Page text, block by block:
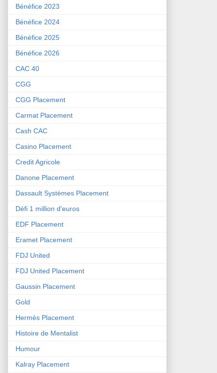
Bénéfice 2023
Bénéfice 2024
Bénéfice 2025
Bénéfice 2026
CAC 40
CGG
CGG Placement
Carmat Placement
Cash CAC
Casino Placement
Credit Agricole
Danone Placement
Dassault Systèmes Placement
Défi 1 million d'euros
EDF Placement
Eramet Placement
FDJ United
FDJ United Placement
Gaussin Placement
Gold
Hermès Placement
Histoire de Mentalist
Humour
Kalray Placement